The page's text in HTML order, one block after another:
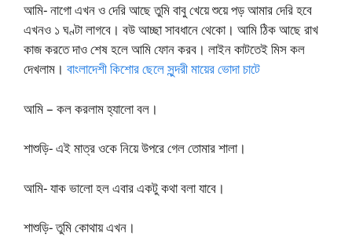
আমি- নাগো এখন ও দেরি আছে তুমি বাবু খেয়ে শুয়ে পড় আমার দেরি হবে
এখনও ১ ঘণ্টা লাগবে। বউ আচ্ছা সাবধানে থেকো। আমি ঠিক আছে রাখ
কাজ করতে দাও শেষ হলে আমি ফোন করব। লাইন কাটতেই মিস কল
দেখলাম। বাংলাদেশী কিশোর ছেলে সুন্দরী মায়ের ভোদা চাটে
আমি – কল করলাম হ্যালো বল।
শাশুড়ি- এই মাত্র ওকে নিয়ে উপরে গেল তোমার শালা।
আমি- যাক ভালো হল এবার একটু কথা বলা যাবে।
শাশুড়ি- তুমি কোথায় এখন।